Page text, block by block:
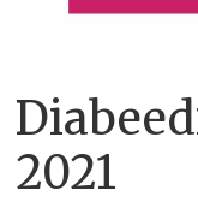
2021